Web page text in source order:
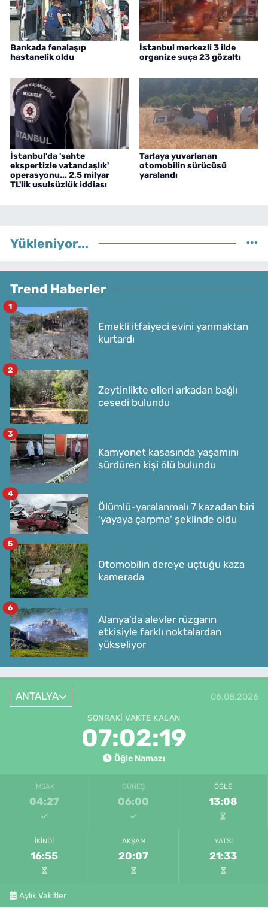
Bankada fenalaşıp
hastanelik oldu
İstanbul merkezli 3 ilde
organize suça 23 gözaltı
İstanbul'da 'sahte
ekspertizle vatandaşlık'
operasyonu... 2,5 milyar
TL'lik usulsüzlük iddiası
Tarlaya yuvarlanan
otomobilin sürücüsü
yaralandı
Yükleniyor...
Trend Haberler
Emekli itfaiyeci evini yanmaktan
kurtardı
1
Zeytinlikte elleri arkadan bağlı
cesedi bulundu
2
Kamyonet kasasında yaşamını
sürdüren kişi ölü bulundu
3
Ölümlü-yaralanmalı 7 kazadan biri
'yayaya çarpma' şeklinde oldu
4
Otomobilin dereye uçtuğu kaza
kamerada
5
Alanya'da alevler rüzgarın
etkisiyle farklı noktalardan
yükseliyor
6
ANTALYA 06.08.2026
SONRAKI VAKTE KALAN
07:02:19
Öğle Namazı
İMSAK
04:27
GÜNEŞ
06:00
ÖĞLE
13:08
İKINDI
16:55
AKŞAM
20:07
YATSI
21:33
Aylık Vakitler